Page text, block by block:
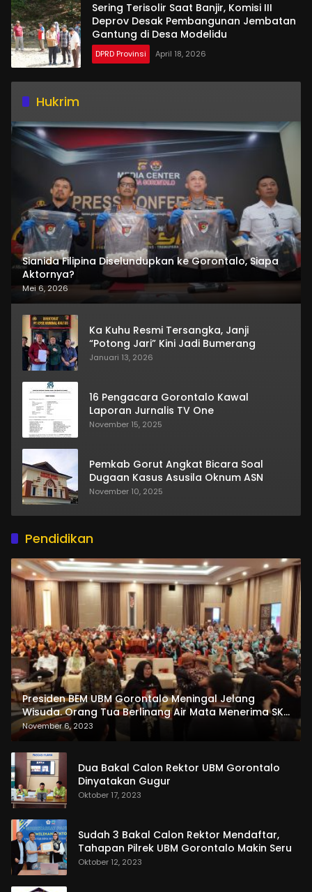
Sering Terisolir Saat Banjir, Komisi III
Deprov Desak Pembangunan Jembatan
Gantung di Desa Modelidu
DPRD Provinsi April 18, 2026
Hukrim
Sianida Filipina Diselundupkan ke Gorontalo, Siapa
Aktornya?
Mei 6, 2026
Ka Kuhu Resmi Tersangka, Janji
“Potong Jari” Kini Jadi Bumerang
Januari 13, 2026
16 Pengacara Gorontalo Kawal
Laporan Jurnalis TV One
November 15, 2025
Pemkab Gorut Angkat Bicara Soal
Dugaan Kasus Asusila Oknum ASN
November 10, 2025
Pendidikan
Presiden BEM UBM Gorontalo Meningal Jelang
Wisuda. Orang Tua Berlinang Air Mata Menerima SKL
dan Pemasangan Salempang
November 6, 2023
Dua Bakal Calon Rektor UBM Gorontalo
Dinyatakan Gugur
Oktober 17, 2023
Sudah 3 Bakal Calon Rektor Mendaftar,
Tahapan Pilrek UBM Gorontalo Makin Seru
Oktober 12, 2023